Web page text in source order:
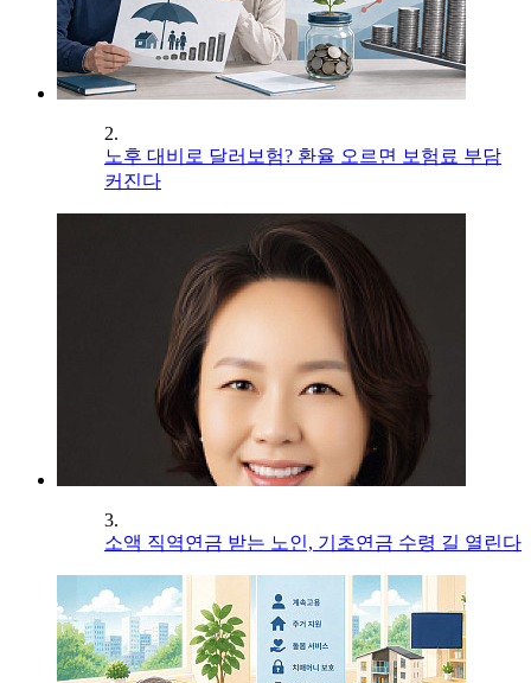
2.
노후 대비로 달러보험? 환율 오르면 보험료 부담
커진다
3.
소액 직역연금 받는 노인, 기초연금 수령 길 열린다